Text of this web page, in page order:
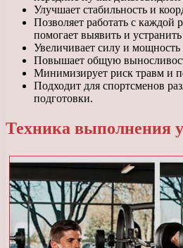
Улучшает стабильность и
Позволяет работать с каждой
помогает выявить и
Увеличивает силу и мощность
Повышает общую
Минимизирует риск травм и
Подходит для спортсменов
подготовки.
Техника выполнения